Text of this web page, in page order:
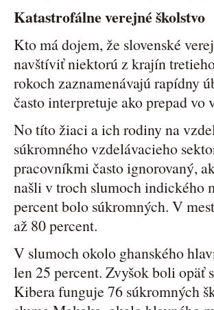
Katastrofálne verejné školstvo
Kto má dojem, že slovenské
navštíviť niektorú z krajín
rokoch zaznamenávajú rapídny
často interpretuje ako prepad vo
No títo žiaci a ich rodiny na
súkromného vzdelávacieho
pracovníkmi často ignorovaný,
našli v troch slumoch indického
percent bolo súkromných. V
až 80 percent.
V slumoch okolo ghanského
len 25 percent. Zvyšok boli opäť
Kibera funguje 76 súkromných